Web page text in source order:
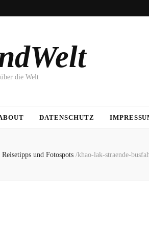
die Welt
DATENSCHUTZ
und Fotospots /khao-lak-straende-